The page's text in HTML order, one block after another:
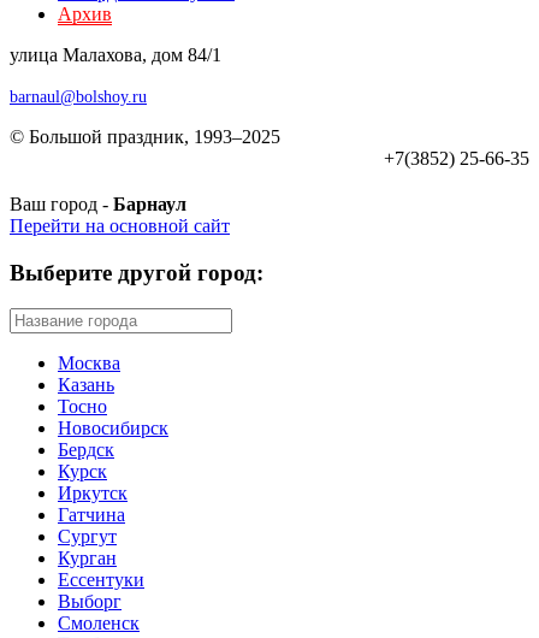
Архив
улица Малахова, дом 84/1
barnaul@bolshoy.ru
© Большой праздник, 1993–2025
+7(3852) 25-66-35
Ваш город - Барнаул
Перейти на основной сайт
Выберите другой город:
Москва
Казань
Тосно
Новосибирск
Бердск
Курск
Иркутск
Гатчина
Сургут
Курган
Ессентуки
Выборг
Смоленск